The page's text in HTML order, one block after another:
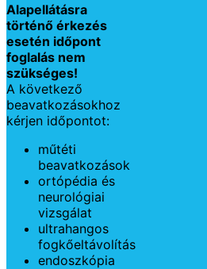
Alapellátásra
történő érkezés
esetén időpont
foglalás nem
szükséges!
A következő
beavatkozásokhoz
kérjen időpontot:
műtéti
beavatkozások
ortópédia és
neurológiai
vizsgálat
ultrahangos
fogkőeltávolítás
endoszkópia